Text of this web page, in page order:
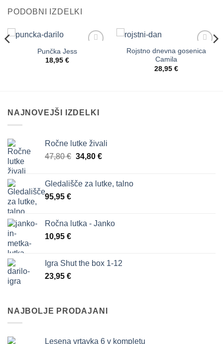
PODOBNI IZDELKI
Punčka Jess
18,95 €
Dodaj
Rojstno dnevna gosenica
Camila
28,95 €
NAJNOVEJŠI IZDELKI
Ročne lutke živali
47,80€ Izvirna
bila:
34,80 €Trenutna
34,80 €.
Gledališče za lutke, talno
95,95 €
Ročna lutka - Janko
10,95 €
Igra Shut the box 1-12
23,95 €
NAJBOLJE PRODAJANI
Lesena vrtavka 6 v kompletu